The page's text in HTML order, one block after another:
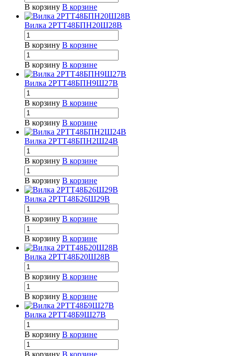
В корзину В корзине
Вилка 2РТТ48БПН20Ш28В
В корзину В корзине
В корзину В корзине
Вилка 2РТТ48БПН9Ш27В
В корзину В корзине
В корзину В корзине
Вилка 2РТТ48БПН2Ш24В
В корзину В корзине
В корзину В корзине
Вилка 2РТТ48Б26Ш29В
В корзину В корзине
В корзину В корзине
Вилка 2РТТ48Б20Ш28В
В корзину В корзине
В корзину В корзине
Вилка 2РТТ48Б9Ш27В
В корзину В корзине